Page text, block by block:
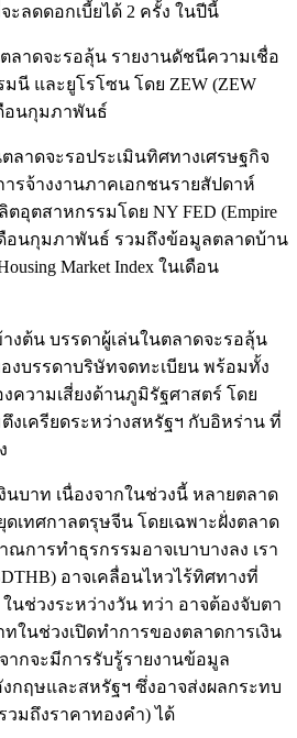
ะลดดอกเบี้ยได้ 2 ครั้ง ในปีนี้
ลาดจะรอลุ้น รายงานดัชนีความเชื่อ
นี และยูโรโซน โดย ZEW (ZEW
ดือนกุมภาพันธ์
ลาดจะรอประเมินทิศทางเศรษฐกิจ
รจ้างงานภาคเอกชนรายสัปดาห์
อุตสาหกรรมโดย NY FED (Empire
เดือนกุมภาพันธ์ รวมถึงข้อมูลตลาดบ้าน
Market Index ในเดือน
งต้น บรรดาผู้เล่นในตลาดจะรอลุ้น
งบรรดาบริษัทจดทะเบียน พร้อมทั้ง
วามเสี่ยงด้านภูมิรัฐศาสตร์ โดย
งเครียดระหว่างสหรัฐฯ กับอิหร่าน ที่
บาท เนื่องจากในช่วงนี้ หลายตลาด
ดเทศกาลตรุษจีน โดยเฉพาะฝั่งตลาด
ณการทำธุรกรรมอาจเบาบางลง เรา
อาจเคลื่อนไหวไร้ทิศทางที่
ในช่วงระหว่างวัน ทว่า อาจต้องจับตา
ในช่วงเปิดทำการของตลาดการเงิน
ากจะมีการรับรู้รายงานข้อมูล
กฤษและสหรัฐฯ ซึ่งอาจส่งผลกระทบ
วมถึงราคาทองคำ) ได้